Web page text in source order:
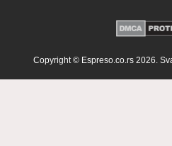
Copyright © Espreso.co.rs 2026.